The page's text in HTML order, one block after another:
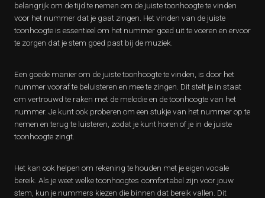
belangrijk om de tijd te nemen om de juiste toonhoogte te vinden
voor het nummer dat je gaat zingen. Het vinden van de juiste
toonhoogte is essentieel om het nummer goed uit te voeren en ervoor
te zorgen dat je stem goed past bij de muziek.
Een goede manier om de juiste toonhoogte te vinden, is door het
nummer vooraf te beluisteren en mee te zingen. Dit stelt je in staat
om vertrouwd te raken met de melodie en de toonhoogte van het
nummer. Je kunt ook proberen om een stukje van het nummer op te
nemen en terug te luisteren, zodat je kunt horen of je in de juiste
toonhoogte zingt.
Het kan ook helpen om rekening te houden met je eigen vocale
bereik. Als je weet welke toonhoogtes comfortabel zijn voor jouw
stem, kun je nummers kiezen die binnen dat bereik vallen. Dit